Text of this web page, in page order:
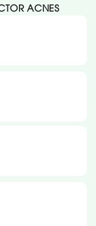
ACNES